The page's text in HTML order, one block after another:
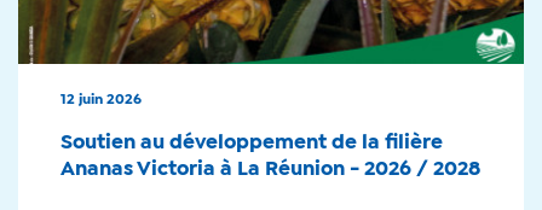
12 juin 2026
Soutien au développement de la filière
Ananas Victoria à La Réunion - 2026 / 2028